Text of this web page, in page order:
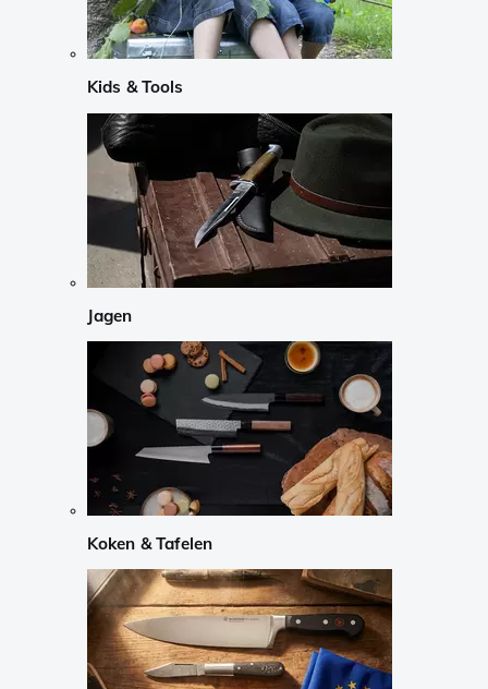
Kids & Tools
Jagen
Koken & Tafelen